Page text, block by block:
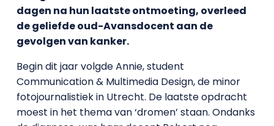
dagen na hun laatste ontmoeting, overleed
de geliefde oud-Avansdocent aan de
gevolgen van kanker.
Begin dit jaar volgde Annie, student
Communication & Multimedia Design, de minor
fotojournalistiek in Utrecht. De laatste opdracht
moest in het thema van ‘dromen’ staan. Ondanks